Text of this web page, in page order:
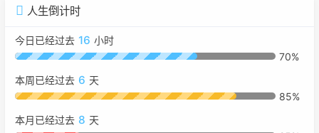
人生倒计时
今日已经过去 16 小时
70%
本周已经过去 6 天
85%
本月已经过去 8 天